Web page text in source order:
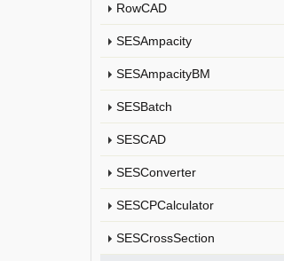
RowCAD
SESAmpacity
SESAmpacityBM
SESBatch
SESCAD
SESConverter
SESCPCalculator
SESCrossSection